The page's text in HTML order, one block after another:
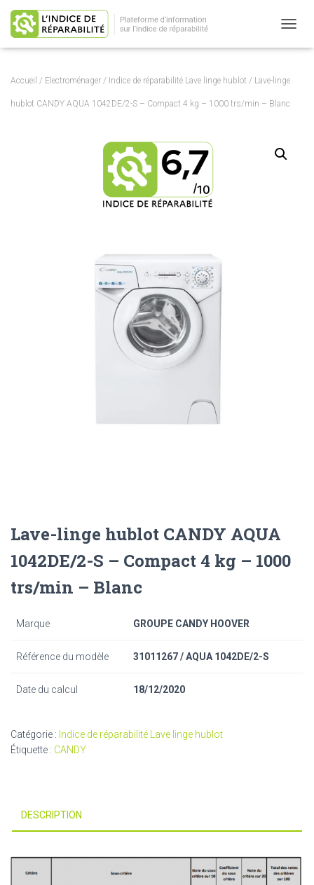
Accueil / Electroménager / Indice de réparabilité Lave linge hublot / Lave-linge
hublot CANDY AQUA 1042DE/2-S – Compact 4 kg – 1000 trs/min – Blanc
Lave-linge hublot CANDY AQUA
1042DE/2-S – Compact 4 kg – 1000
trs/min – Blanc
Marque GROUPE CANDY HOOVER
Référence du modèle 31011267 / AQUA 1042DE/2-S
Date du calcul 18/12/2020
Catégorie : Indice de réparabilité Lave linge hublot
Étiquette : CANDY
DESCRIPTION